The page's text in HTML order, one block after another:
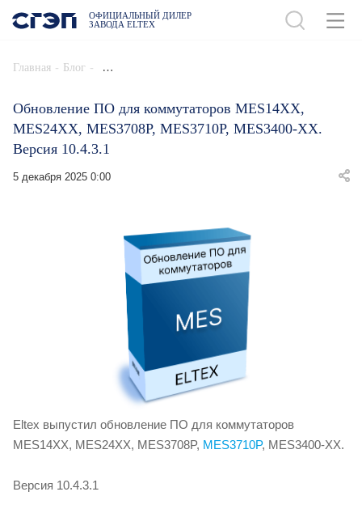
ОФИЦИАЛЬНЫЙ ДИЛЕР
ЗАВОДА ELTEX
Главная - Блог -
Обновление ПО для коммутаторов MES14XX,
MES24XX, MES3708P, MES3710P, MES3400-XX.
Версия 10.4.3.1
5 декабря 2025 0:00
Eltex выпустил обновление ПО для коммутаторов
MES14XX, MES24XX, MES3708P, MES3710P, MES3400-XX.
Версия 10.4.3.1